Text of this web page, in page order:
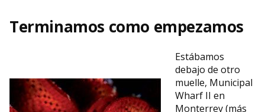
Terminamos como empezamos
Estábamos
debajo de otro
muelle, Municipal
Wharf II en
Monterrey (más